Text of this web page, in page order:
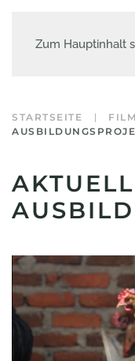
Zum Hauptinhalt
STARTSEITE FILM